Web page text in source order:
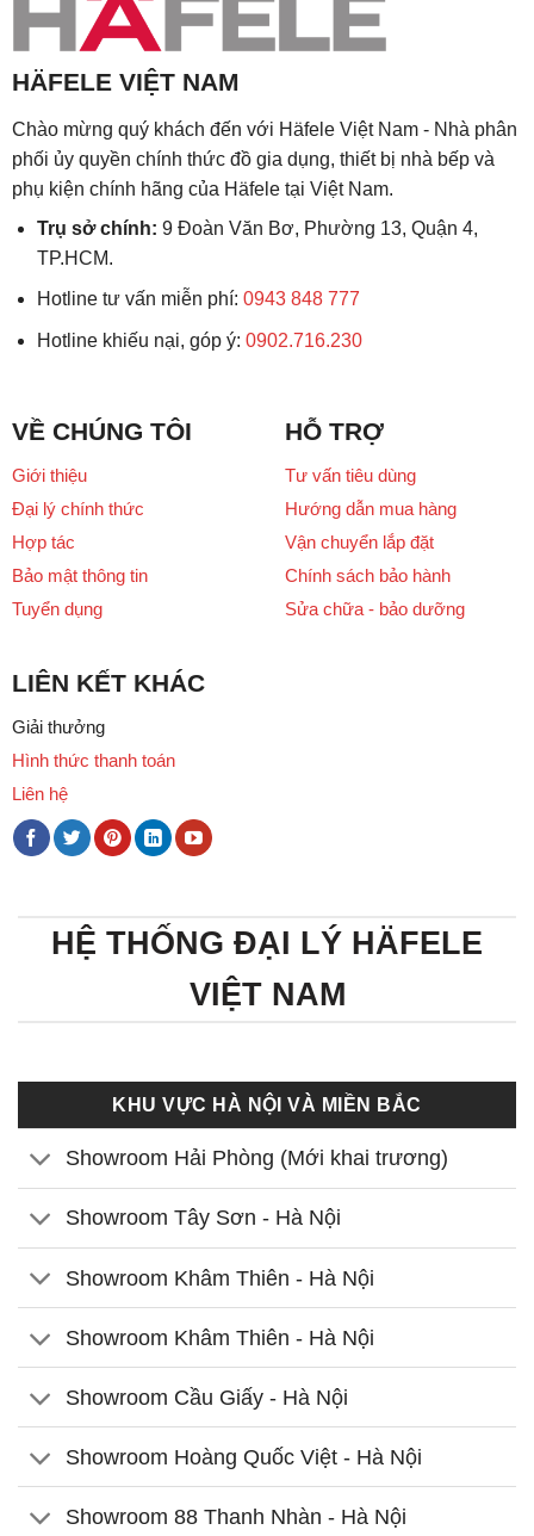
HÄFELE VIỆT NAM
Chào mừng quý khách đến với Häfele Việt Nam - Nhà phân
phối ủy quyền chính thức đồ gia dụng, thiết bị nhà bếp và
phụ kiện chính hãng của Häfele tại Việt Nam.
Trụ sở chính: 9 Đoàn Văn Bơ, Phường 13, Quận 4,
TP.HCM.
Hotline tư vấn miễn phí: 0943 848 777
Hotline khiếu nại, góp ý: 0902.716.230
VỀ CHÚNG TÔI
Giới thiệu
Đại lý chính thức
Hợp tác
Bảo mật thông tin
Tuyển dụng
HỖ TRỢ
Tư vấn tiêu dùng
Hướng dẫn mua hàng
Vận chuyển lắp đặt
Chính sách bảo hành
Sửa chữa - bảo dưỡng
LIÊN KẾT KHÁC
Giải thưởng
Hình thức thanh toán
Liên hệ
HỆ THỐNG ĐẠI LÝ HÄFELE
VIỆT NAM
KHU VỰC HÀ NỘI VÀ MIỀN BẮC
Showroom Hải Phòng (Mới khai trương)
Showroom Tây Sơn - Hà Nội
Showroom Khâm Thiên - Hà Nội
Showroom Khâm Thiên - Hà Nội
Showroom Cầu Giấy - Hà Nội
Showroom Hoàng Quốc Việt - Hà Nội
Showroom 88 Thanh Nhàn - Hà Nội